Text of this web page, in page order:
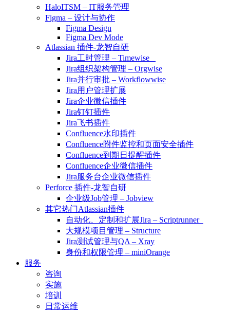
HaloITSM – IT服务管理
Figma – 设计与协作
Figma Design
Figma Dev Mode
Atlassian 插件-龙智自研
Jira工时管理 – Timewise
Jira组织架构管理 – Orgwise
Jira并行审批 – Workflowwise
Jira用户管理扩展
Jira企业微信插件
Jira钉钉插件
Jira飞书插件
Confluence水印插件
Confluence附件监控和页面安全插件
Confluence到期日提醒插件
Confluence企业微信插件
Jira服务台企业微信插件
Perforce 插件-龙智自研
企业级Job管理 – Jobview
其它热门Atlassian插件
自动化、定制和扩展Jira – Scriptrunner
大规模项目管理 – Structure
Jira测试管理与QA – Xray
身份和权限管理 – miniOrange
服务
咨询
实施
培训
日常运维